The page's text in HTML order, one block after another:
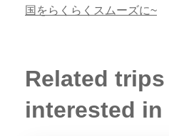
国をらくらくスムーズに~
Related
interested in